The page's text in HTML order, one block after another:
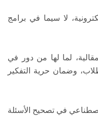
لا سيما في برامج
لما لها من دور في
وضمان حرية التفكير
في تصحيح الأسئلة